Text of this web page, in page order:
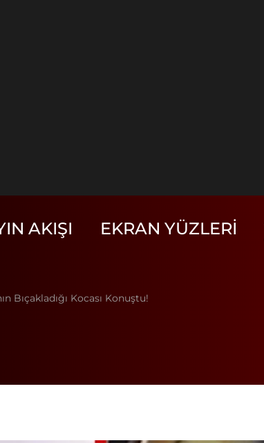
AKIŞI EKRAN YÜZLERI
Bıçakladığı Kocası Konuştu!